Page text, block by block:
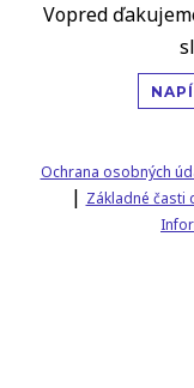
Vopred
Ochrana osobných
| Základné časti